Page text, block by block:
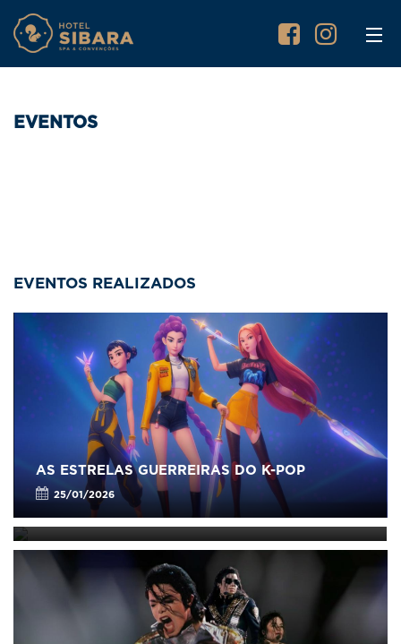
EVENTOS
EVENTOS REALIZADOS
AS ESTRELAS GUERREIRAS DO K-POP
25/01/2026
"MJ THE SHOW”, UM TRIBUTO A MICHAEL
JACKSON.
25/01/2026